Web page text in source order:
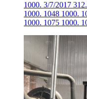
1000. 3/7/2017
1000. 1048 1000.
1000. 1075 1000.